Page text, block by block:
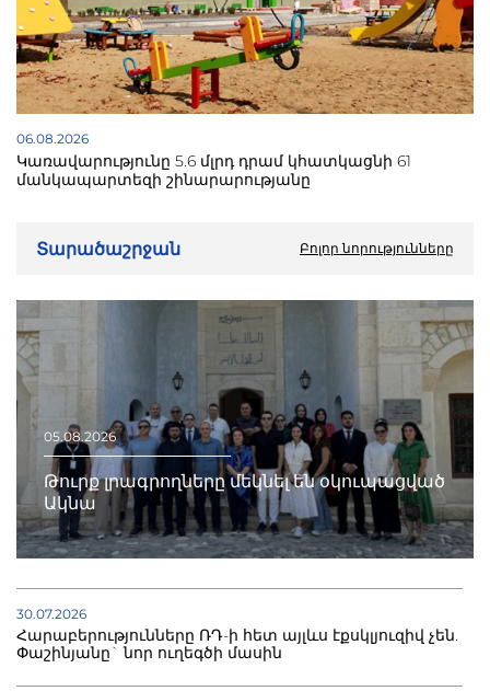
06.08.2026
Կառավարությունը 5.6 մլրդ դրամ կհատկացնի 61
մանկապարտեզի շինարարությանը
Տարածաշրջան Բոլոր նորությունները
05.08.2026
Թուրք լրագրողները մեկնել են օկուպացված
Ակնա
30.07.2026
Հարաբերությունները ՌԴ-ի հետ այլևս էքսկլյուզիվ չեն.
Փաշինյանը` նոր ուղեգծի մասին